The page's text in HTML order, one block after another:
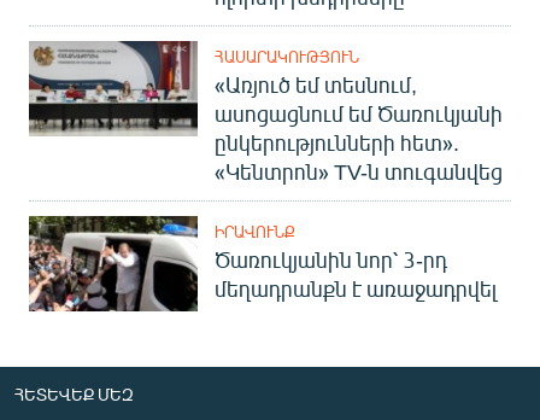
ՀԱՍԱՐԱԿՈՒԹՅՈՒՆ
«Առյուծ եմ տեսնում,
ասոցացնում եմ Ծառուկյանի
ընկերությունների հետ».
«Կենտրոն» TV-ն տուգանվեց
ԻՐԱՎՈՒՆՔ
Ծառուկյանին նոր՝ 3-րդ
մեղադրանքն է առաջադրվել
ՀԵՏԵՎԵՔ ՄԵԶ